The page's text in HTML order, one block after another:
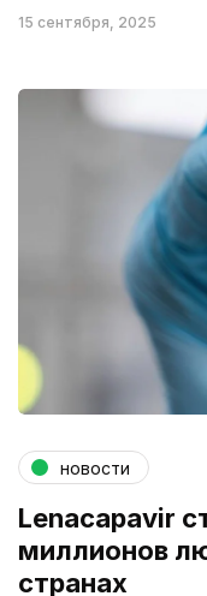
15 сентября, 2025
новости
Lenacapavir
миллионов
странах